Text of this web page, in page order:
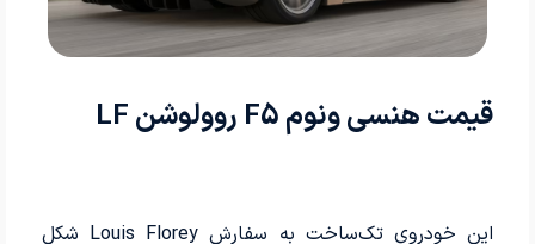
قیمت هنسی ونوم F5 روولوشن LF
این خودروی تک‌ساخت به سفارش Louis Florey شکل